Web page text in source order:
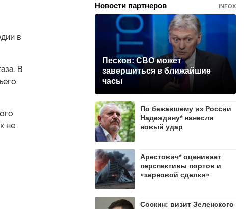
в
В
не
Новости партнеров INFOX
Песков: СВО может
завершиться в ближайшие
часы
По бежавшему из России
Надеждину* нанесли
новый удар
Арестович* оценивает
перспективы портов и
«зерновой сделки»
Соскин: визит Зеленского